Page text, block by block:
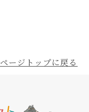
ページトップに戻る